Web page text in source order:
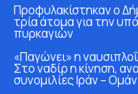
Προφυλακίστηκαν ο
τρία άτομα για την
πυρκαγιών
«Παγώνει» η
Στο ναδίρ η κίνηση,
συνομιλίες Ιράν – Ομάν